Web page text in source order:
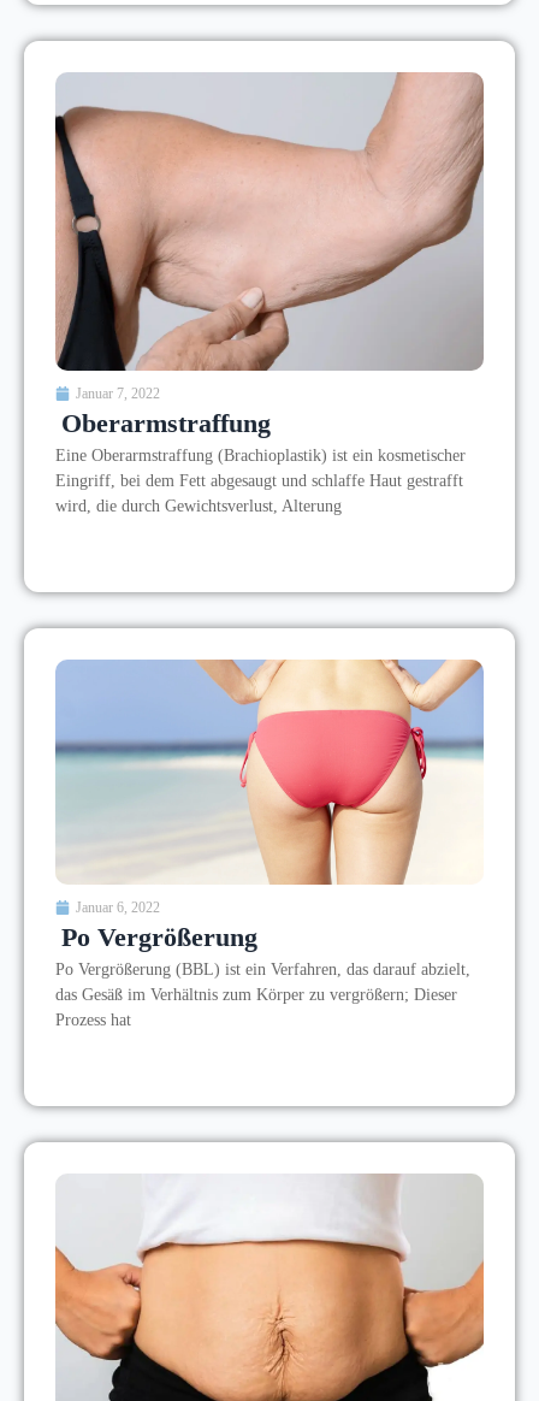
Januar 7, 2022
Oberarmstraffung
Eine Oberarmstraffung (Brachioplastik) ist ein kosmetischer
Eingriff, bei dem Fett abgesaugt und schlaffe Haut gestrafft
wird, die durch Gewichtsverlust, Alterung
Januar 6, 2022
Po Vergrößerung
Po Vergrößerung (BBL) ist ein Verfahren, das darauf abzielt,
das Gesäß im Verhältnis zum Körper zu vergrößern; Dieser
Prozess hat